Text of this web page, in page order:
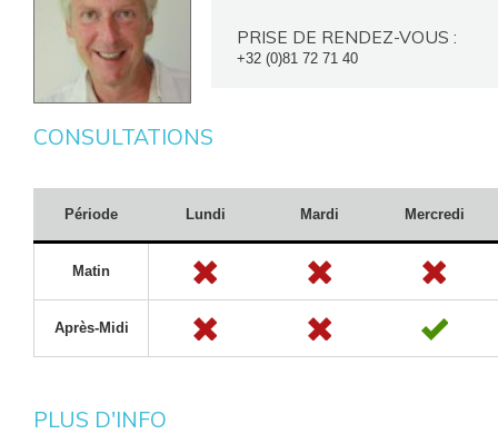
PRISE DE RENDEZ-VOUS :
+32 (0)81 72 71 40
CONSULTATIONS
Période Lundi Mardi Mercredi
Matin
Après-Midi
PLUS D'INFO